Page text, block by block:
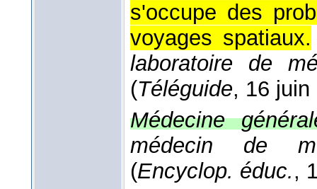
s'occupe des
voyages spatiaux.
laboratoire de
(Téléguide, 16 juin
Médecine
médecin de
(Encyclop. éduc.,